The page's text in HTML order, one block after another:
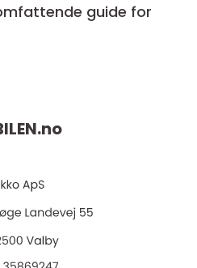
guide for
no